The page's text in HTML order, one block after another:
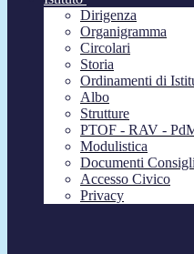
Dirigenza
Organigramma
Circolari
Storia
Ordinamenti di
Albo
Strutture
PTOF - RAV -
Modulistica
Documenti
Accesso Civico
Privacy